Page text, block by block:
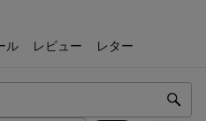
ル レビュー レター